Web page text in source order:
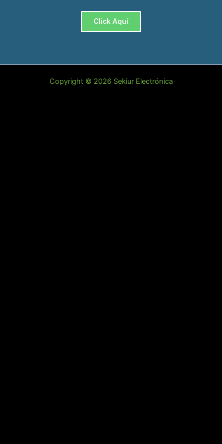
Click Aquí
Copyright © 2026 Sekiur Electrónica